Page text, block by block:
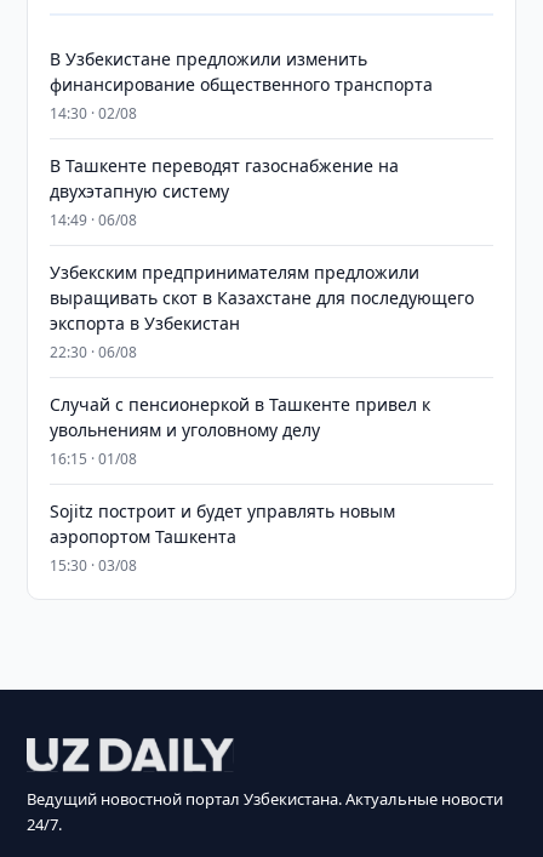
В Узбекистане предложили изменить
финансирование общественного транспорта
14:30 · 02/08
В Ташкенте переводят газоснабжение на
двухэтапную систему
14:49 · 06/08
Узбекским предпринимателям предложили
выращивать скот в Казахстане для последующего
экспорта в Узбекистан
22:30 · 06/08
Случай с пенсионеркой в Ташкенте привел к
увольнениям и уголовному делу
16:15 · 01/08
Sojitz построит и будет управлять новым
аэропортом Ташкента
15:30 · 03/08
Ведущий новостной портал Узбекистана. Актуальные новости
24/7.